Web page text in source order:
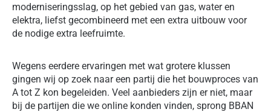
moderniseringsslag, op het gebied van gas, water en
elektra, liefst gecombineerd met een extra uitbouw voor
de nodige extra leefruimte.
Wegens eerdere ervaringen met wat grotere klussen
gingen wij op zoek naar een partij die het bouwproces van
A tot Z kon begeleiden. Veel aanbieders zijn er niet, maar
bij de partijen die we online konden vinden, sprong BBAN